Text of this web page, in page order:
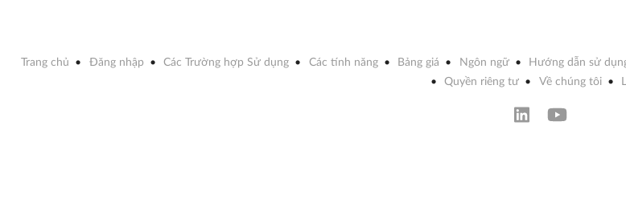
Trang chủ Đăng nhập Các Trường hợp Sử dụng Các tính năng Bảng giá Ngôn ngữ Hướng dẫn sử
Quyền riêng tư
Về chúng tôi